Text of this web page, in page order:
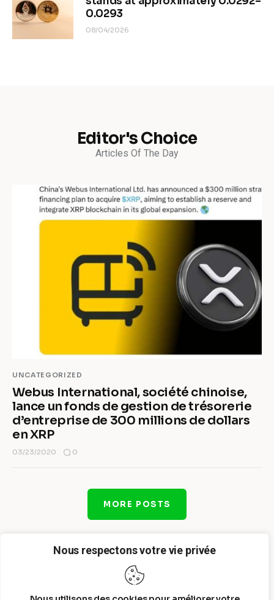
Nous respectons votre vie privée
0.0293
08/04/2026
Editor's Choice
Articles Of The Day
UNCATEGORIZED
Webus International, société chinoise,
lance un fonds de gestion de trésorerie
d’entreprise de 300 millions de dollars
en XRP
03/23/2020 0
MORE POSTS